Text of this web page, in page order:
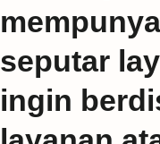
seputar
ingin